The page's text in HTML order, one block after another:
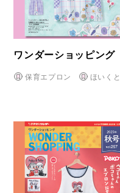
ワンダーショッピン
保育エプロン ほいく